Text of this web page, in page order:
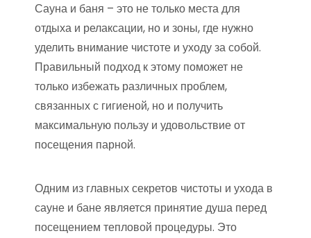
Сауна и баня – это не только места для
отдыха и релаксации, но и зоны, где нужно
уделить внимание чистоте и уходу за собой.
Правильный подход к этому поможет не
только избежать различных проблем,
связанных с гигиеной, но и получить
максимальную пользу и удовольствие от
посещения парной.
Одним из главных секретов чистоты и ухода в
сауне и бане является принятие душа перед
посещением тепловой процедуры. Это